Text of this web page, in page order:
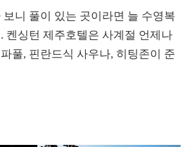
니 풀이 있는 곳이라면 늘 수영복
켄싱턴 제주호텔은 사계절 언제나
풀, 핀란드식 사우나, 히팅존이 준